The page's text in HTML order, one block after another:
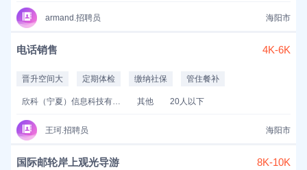
armand.招聘员 海阳市
电话销售 4K-6K
晋升空间大 定期体检 缴纳社保 管住餐补
欣科（宁夏）信息科技有限公司 其他 20人以下
王珂.招聘员 海阳市
国际邮轮岸上观光导游 8K-10K